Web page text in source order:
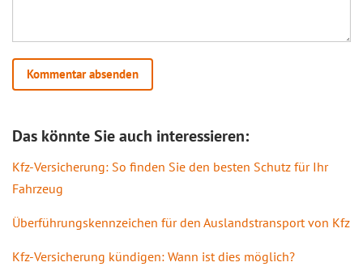
Das könnte Sie auch interessieren:
Kfz-Versicherung: So finden Sie den besten Schutz für Ihr
Fahrzeug
Überführungskennzeichen für den Auslandstransport von Kfz
Kfz-Versicherung kündigen: Wann ist dies möglich?